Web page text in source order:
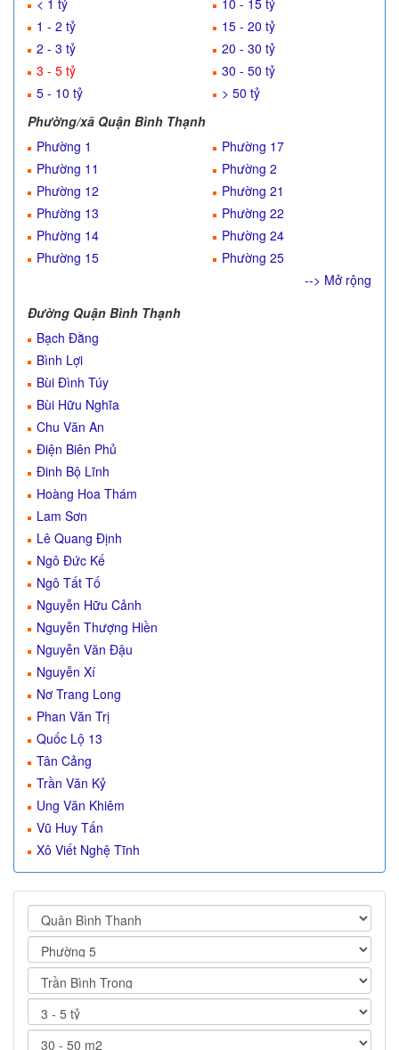
< 1 tỷ
1 - 2 tỷ
2 - 3 tỷ
3 - 5 tỷ
5 - 10 tỷ
10 - 15 tỷ
15 - 20 tỷ
20 - 30 tỷ
30 - 50 tỷ
> 50 tỷ
Phường/xã Quận Bình Thạnh
Phường 1
Phường 11
Phường 12
Phường 13
Phường 14
Phường 15
Phường 17
Phường 2
Phường 21
Phường 22
Phường 24
Phường 25
--> Mở rộng
Đường Quận Bình Thạnh
Bạch Đằng
Bình Lợi
Bùi Đình Túy
Bùi Hữu Nghĩa
Chu Văn An
Điện Biên Phủ
Đinh Bộ Lĩnh
Hoàng Hoa Thám
Lam Sơn
Lê Quang Định
Ngô Đức Kế
Ngô Tất Tố
Nguyễn Hữu Cảnh
Nguyễn Thượng Hiền
Nguyễn Văn Đậu
Nguyễn Xí
Nơ Trang Long
Phan Văn Trị
Quốc Lộ 13
Tân Cảng
Trần Văn Kỷ
Ung Văn Khiêm
Vũ Huy Tấn
Xô Viết Nghệ Tĩnh